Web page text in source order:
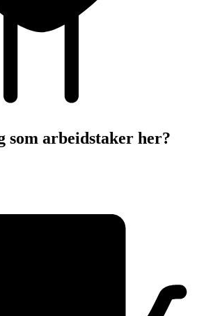
arbeidstaker her?